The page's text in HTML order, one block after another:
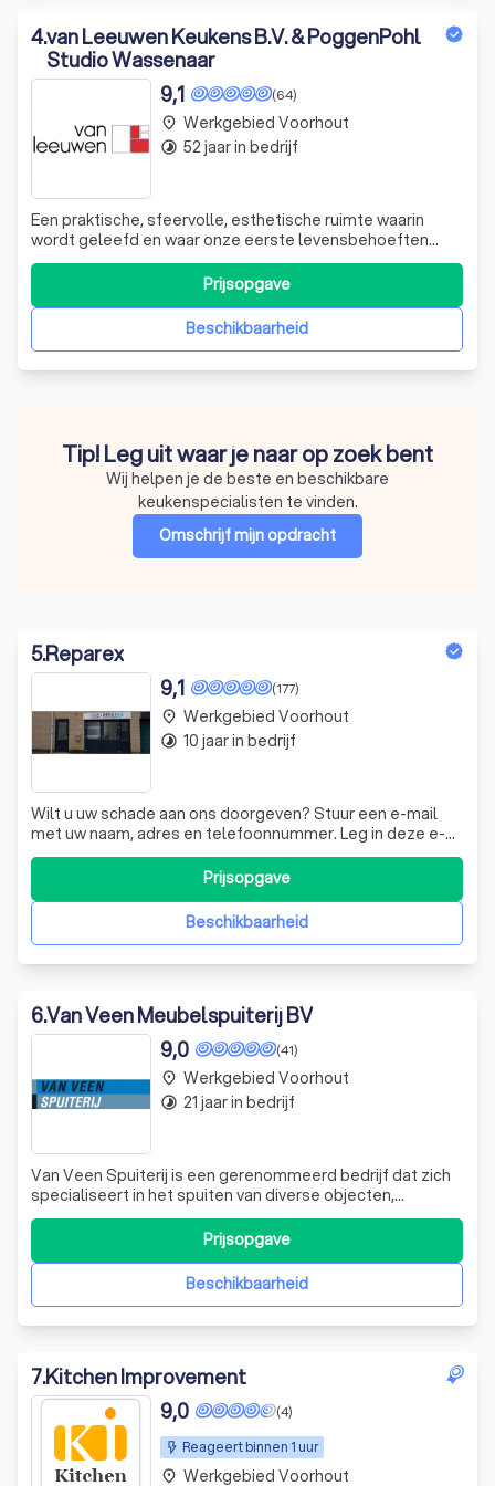
4.van Leeuwen Keukens B.V. & PoggenPohl
Studio Wassenaar
(64)
9,1
Een praktische, sfeervolle, esthetische ruimte waarin
wordt geleefd en waar onze eerste levensbehoeften
bereid worden. Sinds 1973 ontwerpen en realiseren wij
individuele keukens en badkamers in iedere prijsklasse,
die uw persoonlijke wensen in vervulling laten gaan.
Helemaal passend bij uw persoonl
Beschikbaarheid
Prijsopgave
place Werkgebied Voorhout
timelapse 52 jaar in bedrijf
Tip! Leg uit waar je naar op zoek bent
Wij helpen je de beste en beschikbare
keukenspecialisten te vinden.
Omschrijf mijn opdracht
5.Reparex
(177)
9,1
Wilt u uw schade aan ons doorgeven? Stuur een e-mail
met uw naam, adres en telefoonnummer. Leg in deze e-
mail het probleem uit met behulp van foto’s waarop de
schade te zien is. Nadat wij uw e-mail hebben ontvangen,
sturen wij u zo snel mogelijk een reactie met, als het
mogelijk is, een prijsopgave.Beschikbaarheid
Prijsopgave
place Werkgebied Voorhout
timelapse 10 jaar in bedrijf
6.Van Veen Meubelspuiterij BV
(41)
9,0
Van Veen Spuiterij is een gerenommeerd bedrijf dat zich
specialiseert in het spuiten van diverse objecten,
variërend van keukenkastjes, deuren, kasten, stoelen tot
MDF meubelen, radiatoren, tafels, glas, kunststof en nog
veel meer. Wij onderscheiden ons door onze expertise en
aandacht voor detail. OBeschikbaarheid
Prijsopgave
place Werkgebied Voorhout
timelapse 21 jaar in bedrijf
7.Kitchen Improvement
Reageert binnen 1 uur
(4)
9,0
place Werkgebied Voorhout